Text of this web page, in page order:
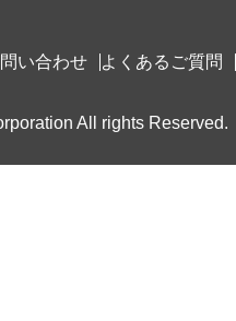
い合わせ よくあるご質問
All rights Reserved.